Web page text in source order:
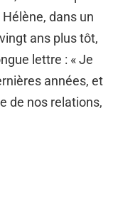
dans un
ans plus tôt,
lettre : « Je
années, et
de nos relations,